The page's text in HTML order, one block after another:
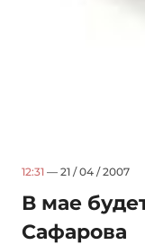
12:31 — 21 / 04 / 2007
В мае
Сафарова